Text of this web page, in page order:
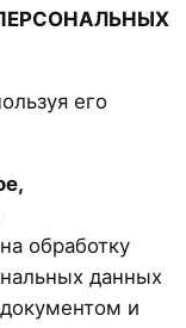
его
на обработку
данных
и